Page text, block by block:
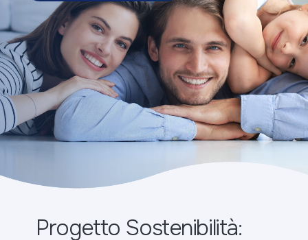
Progetto Sostenibilità: